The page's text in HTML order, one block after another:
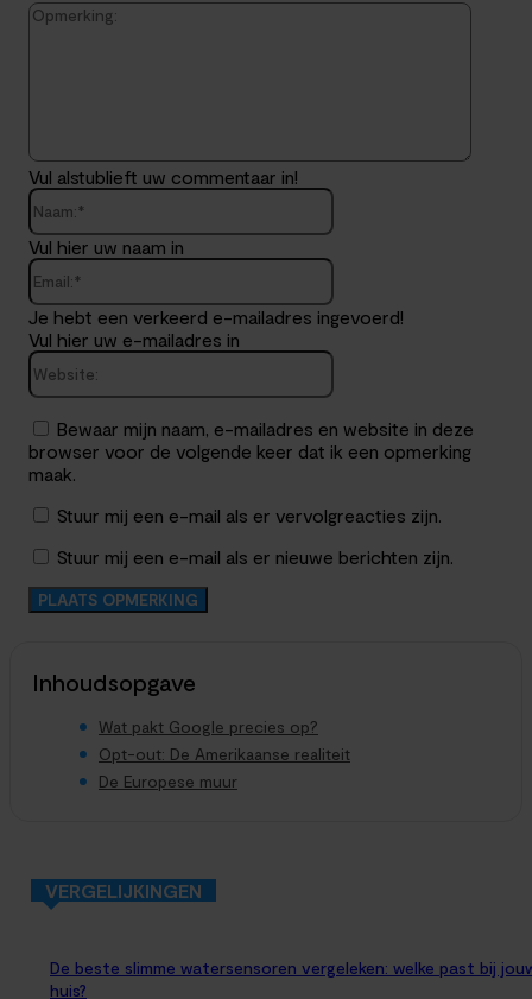
Vul alstublieft uw commentaar in!
Naam:*
Vul hier uw naam in
Email:*
Je hebt een verkeerd e-mailadres ingevoerd!
Vul hier uw e-mailadres in
Website:
Bewaar mijn naam, e-mailadres en website in deze
browser voor de volgende keer dat ik een opmerking
maak.
Stuur mij een e-mail als er vervolgreacties zijn.
Stuur mij een e-mail als er nieuwe berichten zijn.
Inhoudsopgave
Wat pakt Google precies op?
Opt-out: De Amerikaanse realiteit
De Europese muur
VERGELIJKINGEN
De beste slimme watersensoren vergeleken: welke past bij
huis?